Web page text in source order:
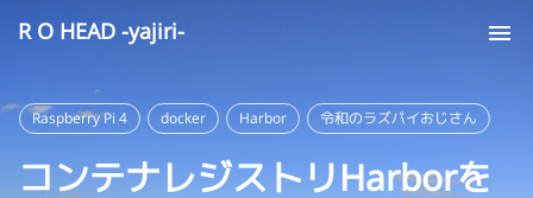
R O HEAD -yajiri-
Raspberry Pi 4 docker Harbor 令和のラズパイおじさん
コンテナレジストリHarborを